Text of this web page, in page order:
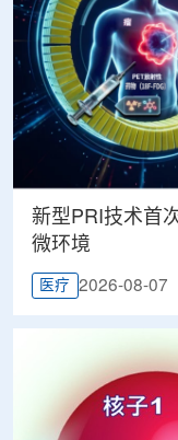
新型PRI技术首
微环境
医疗 2026-08-07